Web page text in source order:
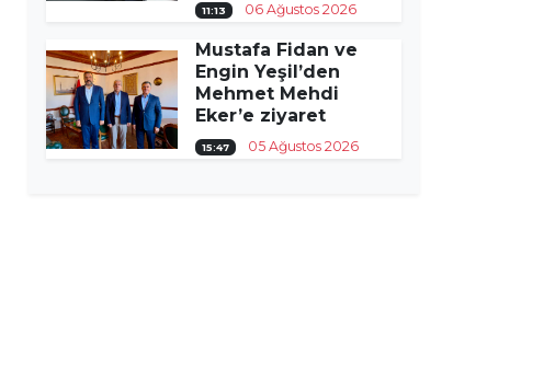
11:13 06 Ağustos 2026
Mustafa Fidan ve
Engin Yeşil’den
Mehmet Mehdi
Eker’e ziyaret
15:47 05 Ağustos 2026